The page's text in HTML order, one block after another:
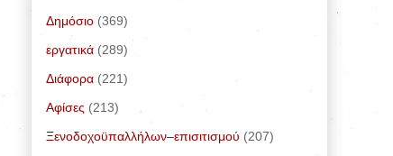
Δημόσιο (369)
εργατικά (289)
Διάφορα (221)
Αφίσες (213)
Ξενοδοχοϋπαλλήλων–επισιτισμού (207)